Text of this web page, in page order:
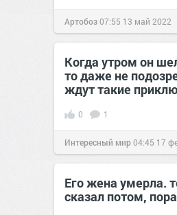
Артобоз07:55 13 май 2022
Когда утром он
то даже не
ждут такие
0 1
Интересный мир04:45 17
Его жена умерла.
сказал потом,